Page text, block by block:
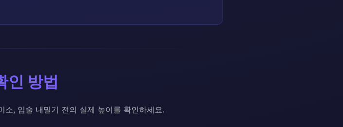
인 방법
소, 입술 내밀기 전의 실제 높이를 확인하세요.